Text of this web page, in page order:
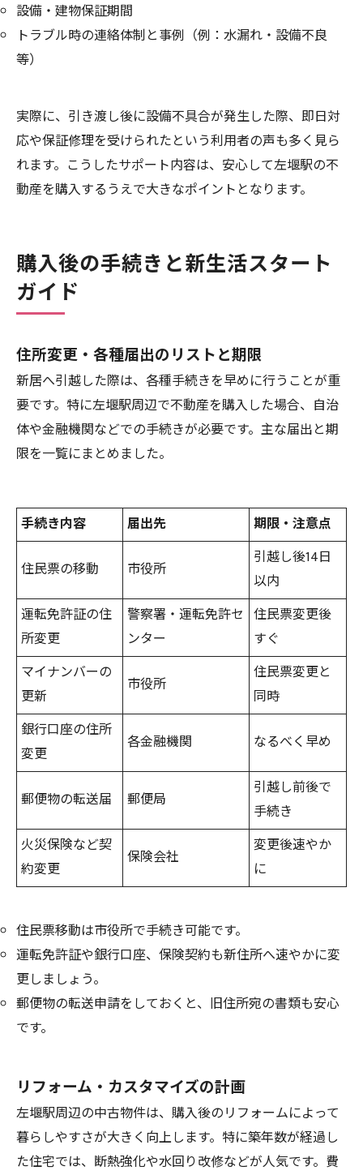
設備・建物保証期間
トラブル時の連絡体制と事例（例：水漏れ・設備不良
等）
実際に、引き渡し後に設備不具合が発生した際、即日対
応や保証修理を受けられたという利用者の声も多く見ら
れます。こうしたサポート内容は、安心して左堰駅の不
動産を購入するうえで大きなポイントとなります。
購入後の手続きと新生活スタート
ガイド
住所変更・各種届出のリストと期限
新居へ引越した際は、各種手続きを早めに行うことが重
要です。特に左堰駅周辺で不動産を購入した場合、自治
体や金融機関などでの手続きが必要です。主な届出と期
限を一覧にまとめました。
手続き内容 届出先 期限・注意点
住民票の移動 市役所
引越し後14日
以内
運転免許証の住
所変更
警察署・運転免許セ
ンター
住民票変更後
すぐ
マイナンバーの
更新
市役所
住民票変更と
同時
銀行口座の住所
変更
各金融機関 なるべく早め
郵便物の転送届 郵便局
引越し前後で
手続き
火災保険など契
約変更
保険会社
変更後速やか
に
住民票移動は市役所で手続き可能です。
運転免許証や銀行口座、保険契約も新住所へ速やかに変
更しましょう。
郵便物の転送申請をしておくと、旧住所宛の書類も安心
です。
リフォーム・カスタマイズの計画
左堰駅周辺の中古物件は、購入後のリフォームによって
暮らしやすさが大きく向上します。特に築年数が経過し
た住宅では、断熱強化や水回り改修などが人気です。費